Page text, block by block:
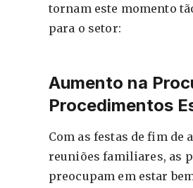
tornam este momento
para o setor:
Aumento na
Procedimentos
Com as festas de fim de
reuniões familiares, as
preocupam em estar